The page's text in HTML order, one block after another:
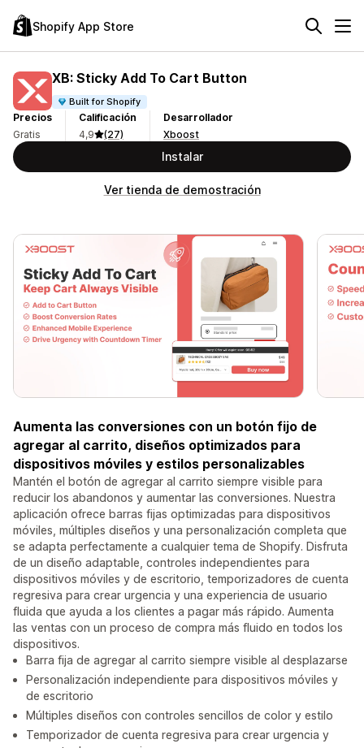
Shopify App Store
XB: Sticky Add To Cart Button
Built for Shopify
Precios
Gratis
Calificación
4,9
(27)
Desarrollador
Xboost
Instalar
Ver tienda de demostración
Aumenta las conversiones con un botón fijo de
agregar al carrito, diseños optimizados para
dispositivos móviles y estilos personalizables
Mantén el botón de agregar al carrito siempre visible para
reducir los abandonos y aumentar las conversiones. Nuestra
aplicación ofrece barras fijas optimizadas para dispositivos
móviles, múltiples diseños y una personalización completa que
se adapta perfectamente a cualquier tema de Shopify. Disfruta
de un diseño adaptable, controles independientes para
dispositivos móviles y de escritorio, temporizadores de cuenta
regresiva para crear urgencia y una experiencia de usuario
fluida que ayuda a los clientes a pagar más rápido. Aumenta
las ventas con un proceso de compra más fluido en todos los
dispositivos.
Barra fija de agregar al carrito siempre visible al desplazarse
Personalización independiente para dispositivos móviles y
de escritorio
Múltiples diseños con controles sencillos de color y estilo
Temporizador de cuenta regresiva para crear urgencia y